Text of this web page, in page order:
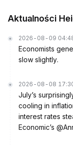
Aktualności
2026-08-09
Economists
slow slightly.
2026-08-08
July’s
cooling in
interest rates
Economic’s